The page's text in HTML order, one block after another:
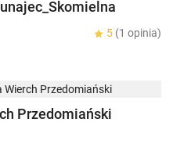
5 (1 opinia)
Przedomiański